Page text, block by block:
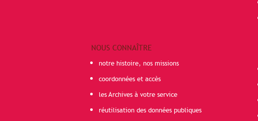
NOUS CONNAÎTRE
notre histoire, nos missions
coordonnées et accès
les Archives à votre service
réutilisation des données publiques